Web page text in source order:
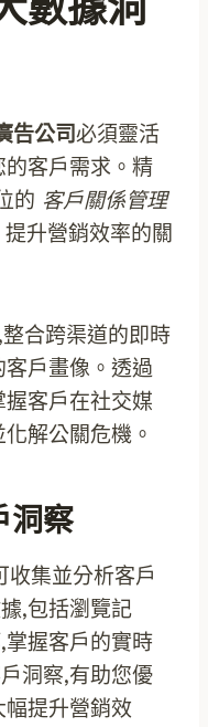
告公司必須靈活
客戶需求。精
的 客戶關係管理
升營銷效率的關
合跨渠道的即時
戶畫像。透過
客戶在社交媒
解公關危機。
洞察
收集並分析客戶
,包括瀏覽記
握客戶的實時
洞察,有助您優
提升營銷效